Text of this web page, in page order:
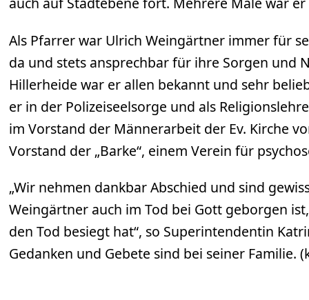
Als Pfarrer war Ulrich Weingärtner immer für
da und stets ansprechbar für ihre Sorgen und
Hillerheide war er allen bekannt und sehr
er in der Polizeiseelsorge und als
im Vorstand der Männerarbeit der Ev. Kirche
Vorstand der „Barke“, einem Verein für
„Wir nehmen dankbar Abschied und sind
Weingärtner auch im Tod bei Gott geborgen
den Tod besiegt hat“, so Superintendentin
Gedanken und Gebete sind bei seiner Familie.